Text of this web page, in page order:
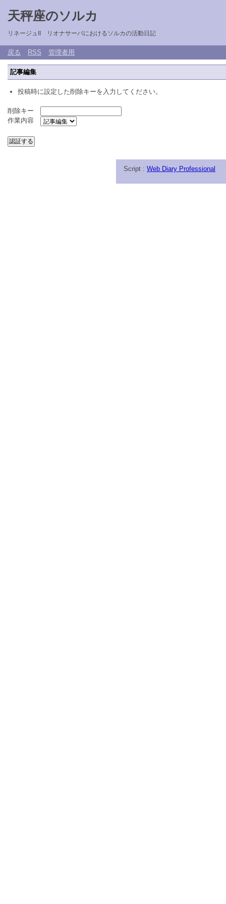
天秤座のソルカ
リネージュII リオナサーバにおけるソルカの活動日記
戻る RSS 管理者用
記事編集
投稿時に設定した削除キーを入力してください。
削除キー
作業内容
Script : Web Diary Professional